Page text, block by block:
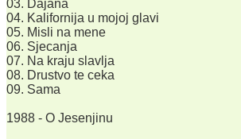
03. Dajana
04. Kalifornija u mojoj glavi
05. Misli na mene
06. Sjecanja
07. Na kraju slavlja
08. Drustvo te ceka
09. Sama
1988 - O Jesenjinu